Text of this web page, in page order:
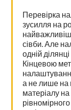
Перевірка
зусилля на
сівби. Але
одній
Кінцевою
а не лише на
матеріалу